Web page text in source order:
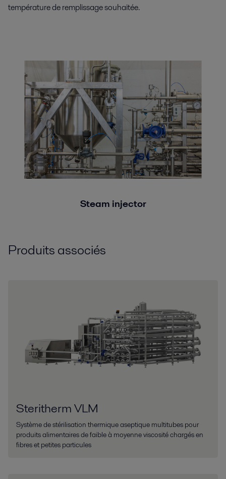
température de remplissage souhaitée.
Steam injector
Produits associés
Steritherm VLM
Système de stérilisation thermique aseptique multitubes pour
produits alimentaires de faible à moyenne viscosité chargés en
fibres et petites particules